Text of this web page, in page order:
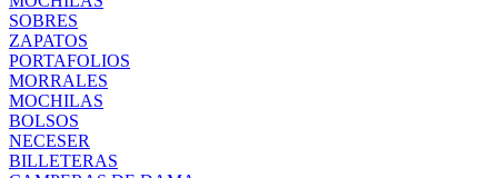
SOBRES
ZAPATOS
PORTAFOLIOS
MORRALES
MOCHILAS
BOLSOS
NECESER
BILLETERAS